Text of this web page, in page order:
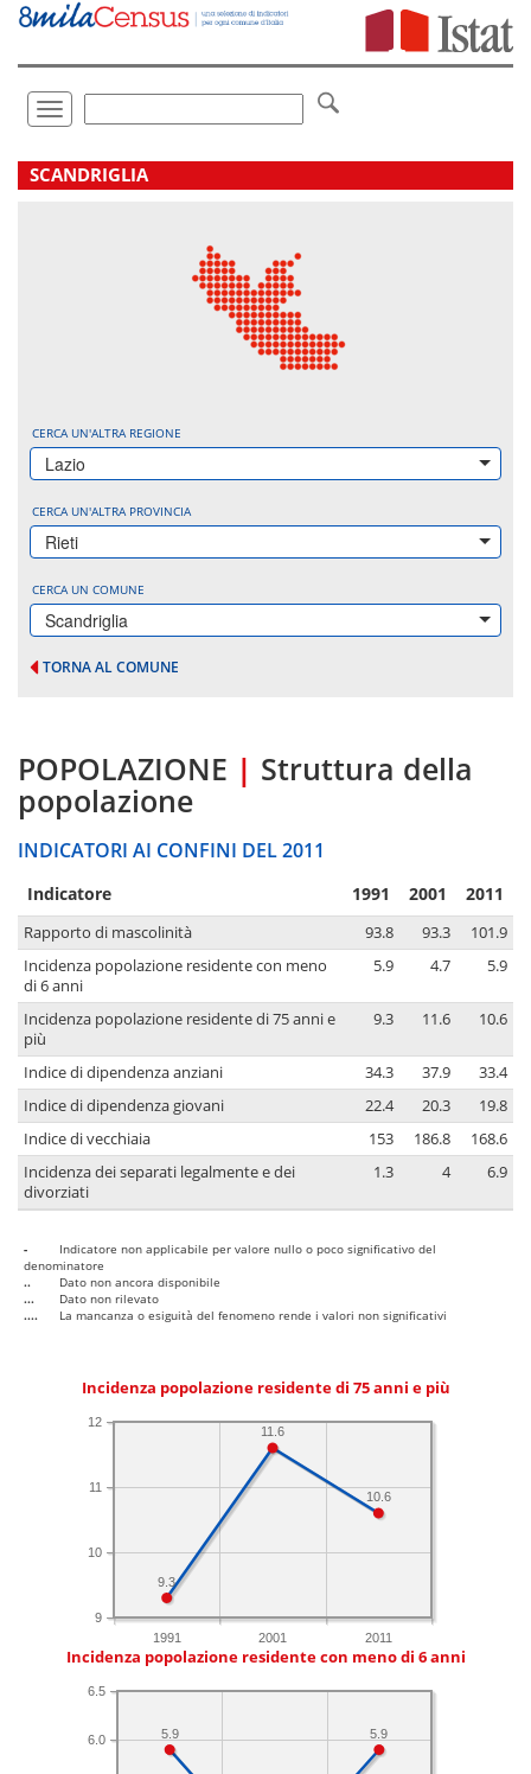
Vai
direttamente
Toggle
navigation
.
SCANDRIGLIA
CERCA UN'ALTRA REGIONE
Lazio
CERCA UN'ALTRA PROVINCIA
Rieti
CERCA UN COMUNE
Scandriglia
TORNA AL COMUNE
POPOLAZIONE | Struttura della
popolazione
INDICATORI AI CONFINI DEL 2011
Indicatore 1991 2001 2011
Rapporto di mascolinità 93.8 93.3
101.9
Incidenza popolazione residente con meno
di 6 anni
5.9 4.7 5.9
Incidenza popolazione residente di 75 anni e
più
9.3 11.6 10.6
Indice di dipendenza anziani 34.3 37.9
33.4
Indice di dipendenza giovani
22.4 20.3
19.8
Indice di vecchiaia
153 186.8
168.6
Incidenza dei separati legalmente e dei
divorziati
1.3 4 6.9
-
Indicatore non applicabile per valore nullo o poco significativo del
denominatore
..
Dato non ancora disponibile
...
Dato non rilevato
....
La mancanza o esiguità del fenomeno rende i valori non significativi
Incidenza popolazione residente di 75 anni e più
1991 2001 2011
9
10
11
12
10.6
11.6
9.3
Incidenza popolazione residente con meno di 6 anni
6.0
6.5
5.9
5.9